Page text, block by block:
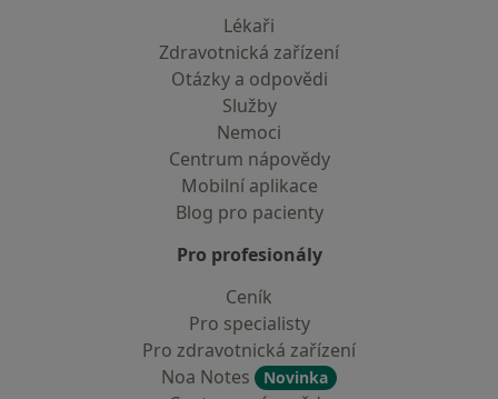
Lékaři
Zdravotnická zařízení
Otázky a odpovědi
Služby
Nemoci
Centrum nápovědy
Mobilní aplikace
Blog pro pacienty
Pro profesionály
Ceník
Pro specialisty
Pro zdravotnická zařízení
Noa Notes
Novinka